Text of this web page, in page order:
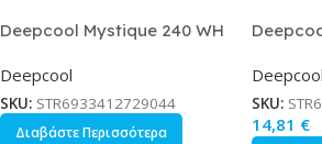
Deepcool Mystique 240 WH
Ανεμιστήρα 120mm για Socket
AM4/AM5/1700/1200/115x
Λευκή
Deepcool
SKU: STR6933412729044
Διαβάστε Περισσότερα
Λευκό
Deepcool
SKU:
14,81 €